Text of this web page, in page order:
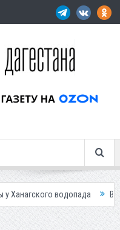
водопада Власти